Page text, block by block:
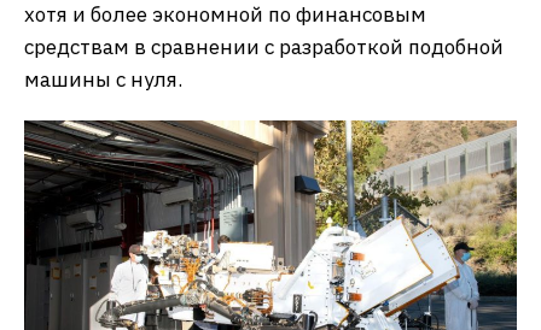
хотя и более экономной по финансовым
средствам в сравнении с разработкой подобной
машины с нуля.